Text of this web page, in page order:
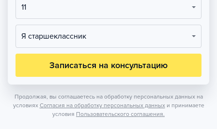
11
Я старшеклассник
Записаться на консультацию
Продолжая, вы соглашаетесь на обработку персональных данных на
условиях Согласия на обработку персональных данных и принимаете
условия Пользовательского соглашения.